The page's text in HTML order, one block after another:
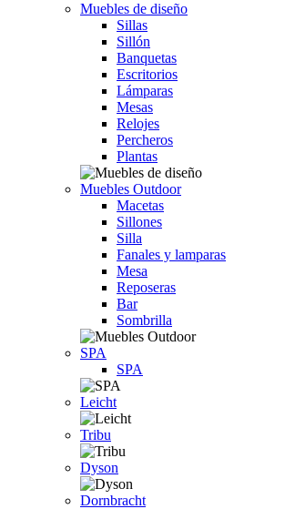
Muebles de diseño
Sillas
Sillón
Banquetas
Escritorios
Lámparas
Mesas
Relojes
Percheros
Plantas
Muebles Outdoor
Macetas
Sillones
Silla
Fanales y lamparas
Mesa
Reposeras
Bar
Sombrilla
SPA
SPA
Leicht
Tribu
Dyson
Dornbracht